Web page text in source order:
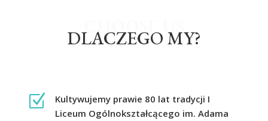
CHOOSE US
DLACZEGO MY?
Z
Kultywujemy prawie 80 lat tradycji I
Liceum Ogólnokształcącego im. Adama